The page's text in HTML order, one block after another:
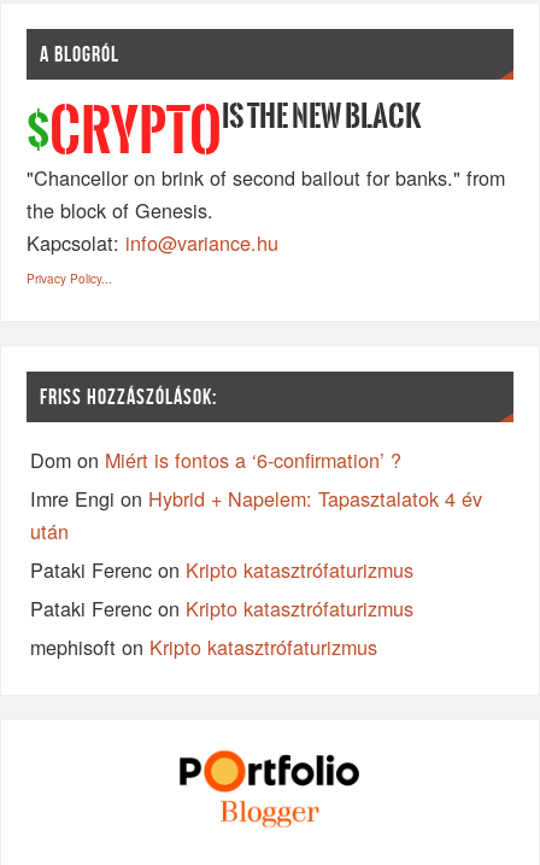
A BLOGRÓL
$CRYPTO IS THE NEW BLACK
"Chancellor on brink of second bailout for banks." from
the block of Genesis.
Kapcsolat: info@variance.hu
Privacy Policy...
FRISS HOZZÁSZÓLÁSOK:
Dom on Miért is fontos a ‘6-confirmation’ ?
Imre Engi on Hybrid + Napelem: Tapasztalatok 4 év
után
Pataki Ferenc on Kripto katasztrófaturizmus
Pataki Ferenc on Kripto katasztrófaturizmus
mephisoft on Kripto katasztrófaturizmus